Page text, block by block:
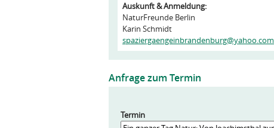
Auskunft & Anmeldung:
NaturFreunde Berlin
Karin Schmidt
spaziergaengeinbrandenburg@yahoo.com
Anfrage zum Termin
Termin